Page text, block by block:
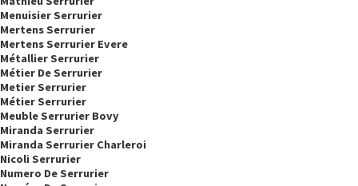
Menuisier Serrurier
Mertens Serrurier
Mertens Serrurier Evere
Métallier Serrurier
Métier De Serrurier
Metier Serrurier
Métier Serrurier
Meuble Serrurier Bovy
Miranda Serrurier
Miranda Serrurier Charleroi
Nicoli Serrurier
Numero De Serrurier